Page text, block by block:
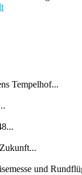
Tempelhof...
und